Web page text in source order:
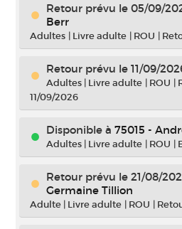
Retour prévu le 05/09/
Berr
Adultes | Livre adulte | ROU |
Retour prévu le 11/09/
Adultes | Livre adulte | ROU |
11/09/2026
Disponible à 75015 -
Adultes | Livre adulte | ROU |
Retour prévu le 21/08/
Germaine Tillion
Adulte | Livre adulte | ROU |